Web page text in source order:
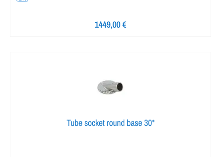
1449,00€
Tube socket round base 30*